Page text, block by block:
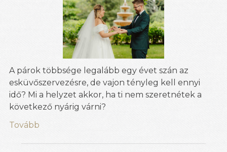
A párok többsége legalább egy évet szán az
esküvőszervezésre, de vajon tényleg kell ennyi
idő? Mi a helyzet akkor, ha ti nem szeretnétek a
következő nyárig várni?
Tovább